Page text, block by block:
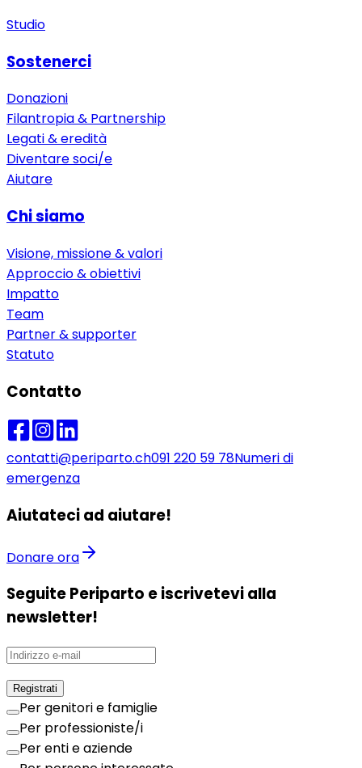
Studio
Sostenerci
Donazioni
Filantropia & Partnership
Legati & eredità
Diventare soci/e
Aiutare
Chi siamo
Visione, missione & valori
Approccio & obiettivi
Impatto
Team
Partner & supporter
Statuto
Contatto
contatti@periparto.ch091 220 59 78Numeri di
emergenza
Aiutateci ad aiutare!
Donare ora
Seguite Periparto e iscrivetevi alla
newsletter!
Registrati
Per genitori e famiglie
Per professioniste/i
Per enti e aziende